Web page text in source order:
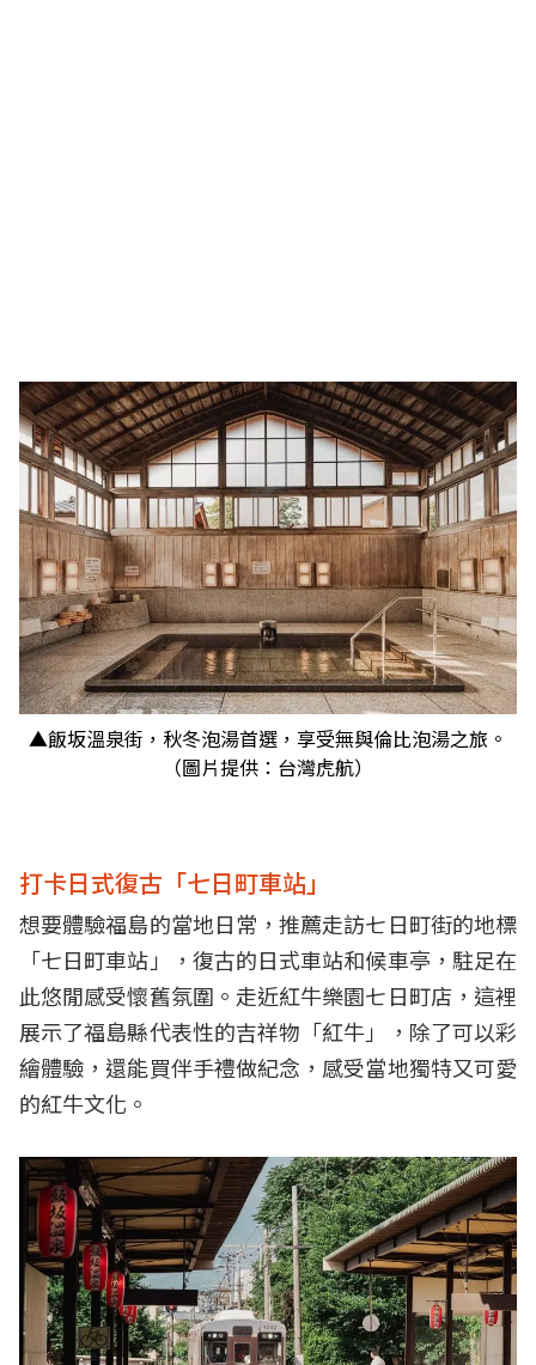
▲飯坂溫泉街，秋冬泡湯首選，享受無與倫比泡湯之旅。
（圖片提供：台灣虎航）
打卡日式復古「七日町車站」
想要體驗福島的當地日常，推薦走訪七日町街的地標
「七日町車站」，復古的日式車站和候車亭，駐足在
此悠閒感受懷舊氛圍。走近紅牛樂園七日町店，這裡
展示了福島縣代表性的吉祥物「紅牛」，除了可以彩
繪體驗，還能買伴手禮做紀念，感受當地獨特又可愛
的紅牛文化。